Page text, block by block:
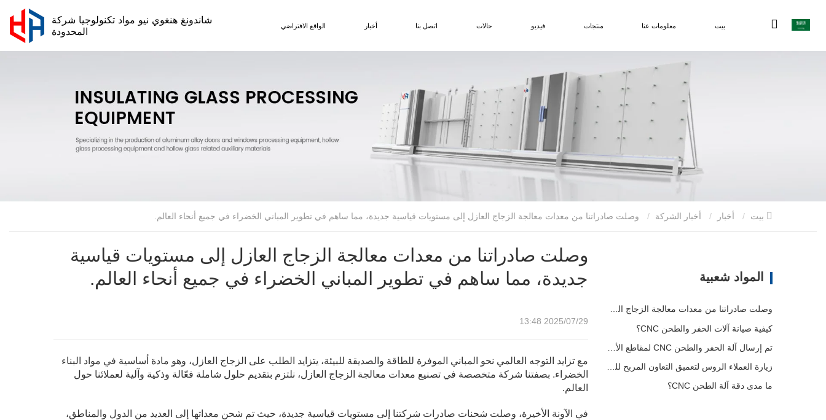
شاندونغ هنغوي نيو مواد تكنولوجيا شركة
المحدودة
بيت معلومات عنا منتجات فيديو حالات اتصل بنا أخبار الواقع الافتراضي
أخبار أخبار الشركة
وصلت صادراتنا من معدات معالجة الزجاج العازل إلى مستويات قياسية
جديدة، مما ساهم في تطوير المباني الخضراء في جميع أنحاء العالم.
2025/07/29 13:48
مع تزايد التوجه العالمي نحو المباني الموفرة للطاقة والصديقة للبيئة، يتزايد الطلب على الزجاج العازل، وهو مادة أساسية في مواد البناء
الخضراء. بصفتنا شركة متخصصة في تصنيع معدات معالجة الزجاج العازل، نلتزم بتقديم حلول شاملة فعّالة وذكية وآلية لعملائنا حول
العالم.
في الآونة الأخيرة، وصلت شحنات صادرات شركتنا إلى مستويات قياسية جديدة، حيث تم شحن معداتها إلى العديد من الدول والمناطق،
المواد شعبية
وصلت صادراتنا من معدات معالجة الزجاج العازل إلى مستويات قياسية جديدة، مما ساهم في تطوير المباني الخضراء في جميع أنحاء العالم.
كيفية صيانة آلات الحفر والطحن CNC؟
تم إرسال آلة الحفر والطحن CNC لمقاطع الألومنيوم إلى الإمارات العربية المتحدة
ما مدى دقة آلة الطحن CNC؟